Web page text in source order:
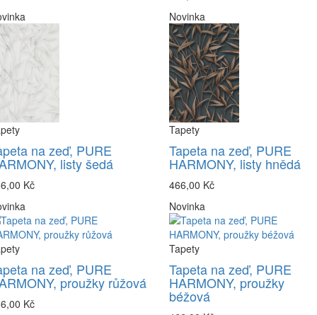
na zeď, PURE
listy šedá
Kč
Novinka
Tapety
Tapeta na zeď, PURE
HARMONY, listy hnědá
466,00 Kč
na zeď, PURE
proužky růžová
Kč
Novinka
Tapety
Tapeta na zeď, PURE
HARMONY, proužky
béžová